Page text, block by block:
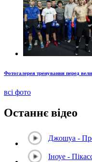
Фотогалерея тренування перед
всі фото
Останнє відео
Джошуа -
Іноуе -